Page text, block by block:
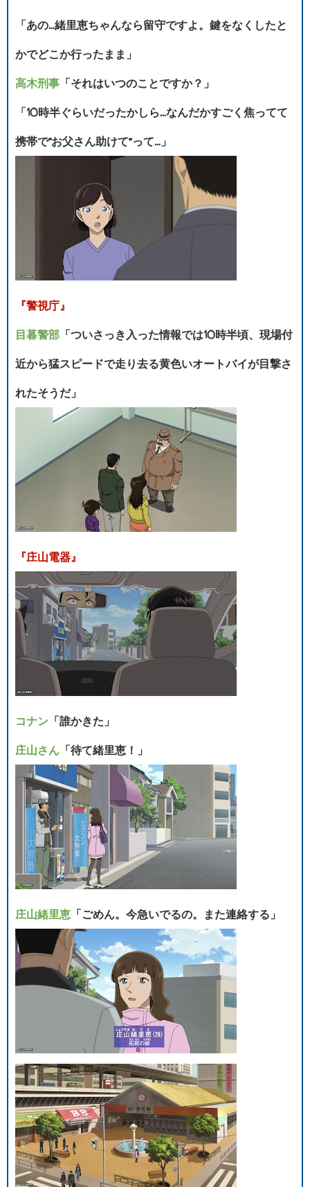
「あの…緒里恵ちゃんなら留守ですよ。鍵をなくしたと
かでどこか行ったまま」
高木刑事 「それはいつのことですか？」
「10時半ぐらいだったかしら…なんだかすごく焦ってて
携帯で“お父さん助けて”って…」
『警視庁』
目暮警部 「ついさっき入った情報では10時半頃、現場付
近から猛スピードで走り去る黄色いオートバイが目撃さ
れたそうだ」
『庄山電器』
コナン 「誰かきた」
庄山さん 「待て緒里恵！」
庄山緒里恵 「ごめん。今急いでるの。また連絡する」